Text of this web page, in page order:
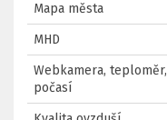
Mapa města
MHD
Webkamera, teploměr,
počasí